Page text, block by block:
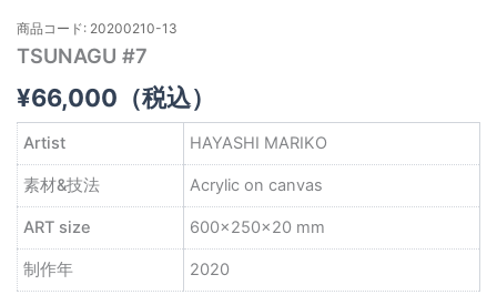
商品コード: 20200210-13
TSUNAGU #7
¥66,000 （税込）
Artist HAYASHI MARIKO
素材&技法 Acrylic on canvas
ART size 600×250×20 mm
制作年 2020